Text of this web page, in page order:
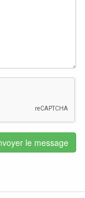
le message